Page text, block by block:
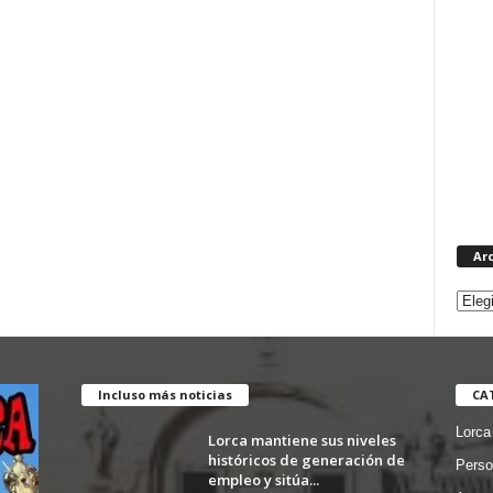
Incluso más noticias
Lorca mantiene sus niveles
históricos de generación de
empleo y sitúa...
Lorca